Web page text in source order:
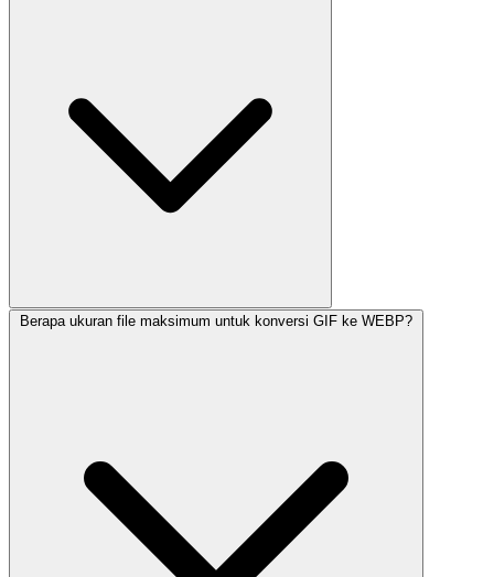
Berapa ukuran file maksimum untuk konversi GIF ke WEBP?